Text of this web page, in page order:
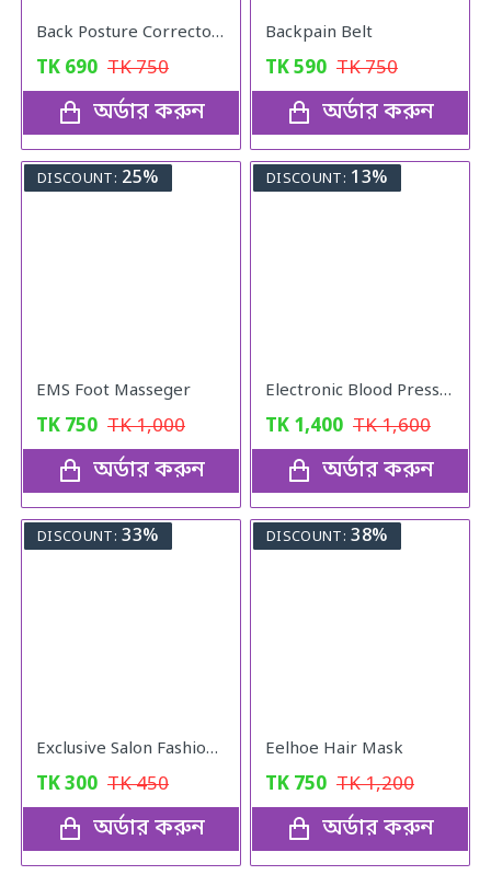
Back Posture Corrector Belt
TK 690 TK750
অর্ডার করুন
Backpain Belt
TK590 TK750
অর্ডার করুন
DISCOUNT: 25%
EMS Foot Masseger
TK 750 TK1,000
অর্ডার করুন
DISCOUNT: 13%
Electronic Blood Pressure Monitor
TK 1,400 TK1,600
অর্ডার করুন
DISCOUNT: 33%
Exclusive Salon Fashion Professional Round Hair Brush
TK300 TK450
অর্ডার করুন
DISCOUNT: 38%
Eelhoe Hair Mask
TK 750 TK1,200
অর্ডার করুন